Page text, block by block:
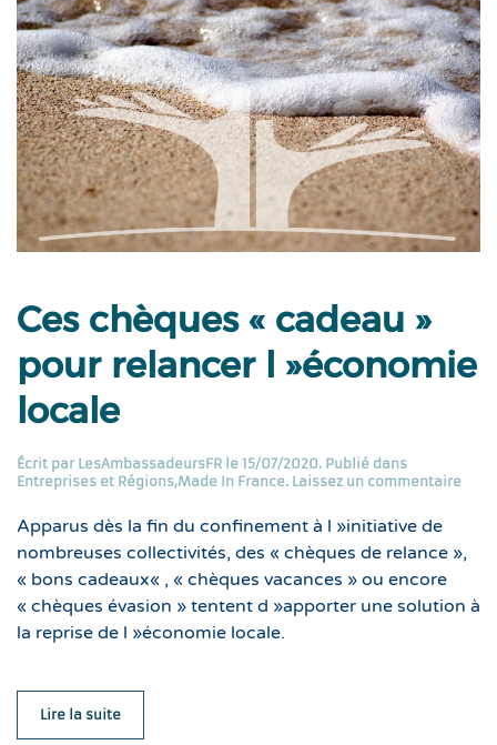
Ces chèques « cadeau »
pour relancer l »économie
locale
Écrit par LesAmbassadeursFR le 15/07/2020. Publié dans
Entreprises et Régions,Made In France. Laissez un commentaire
Apparus dès la fin du confinement à l »initiative de
nombreuses collectivités, des « chèques de relance »,
« bons cadeaux« , « chèques vacances » ou encore
« chèques évasion » tentent d »apporter une solution à
la reprise de l »économie locale.
Lire la suite